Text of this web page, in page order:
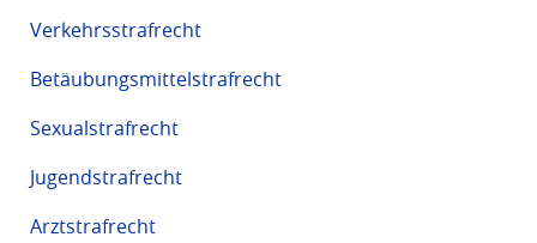
Verkehrsstrafrecht
Betäubungsmittelstrafrecht
Sexualstrafrecht
Jugendstrafrecht
Arztstrafrecht